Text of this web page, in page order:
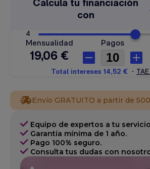
Envío GRATUITO a partir de
Equipo de expertos a tu
Garantía mínima de 1 año.
Pago 100% seguro.
Consulta tus dudas con